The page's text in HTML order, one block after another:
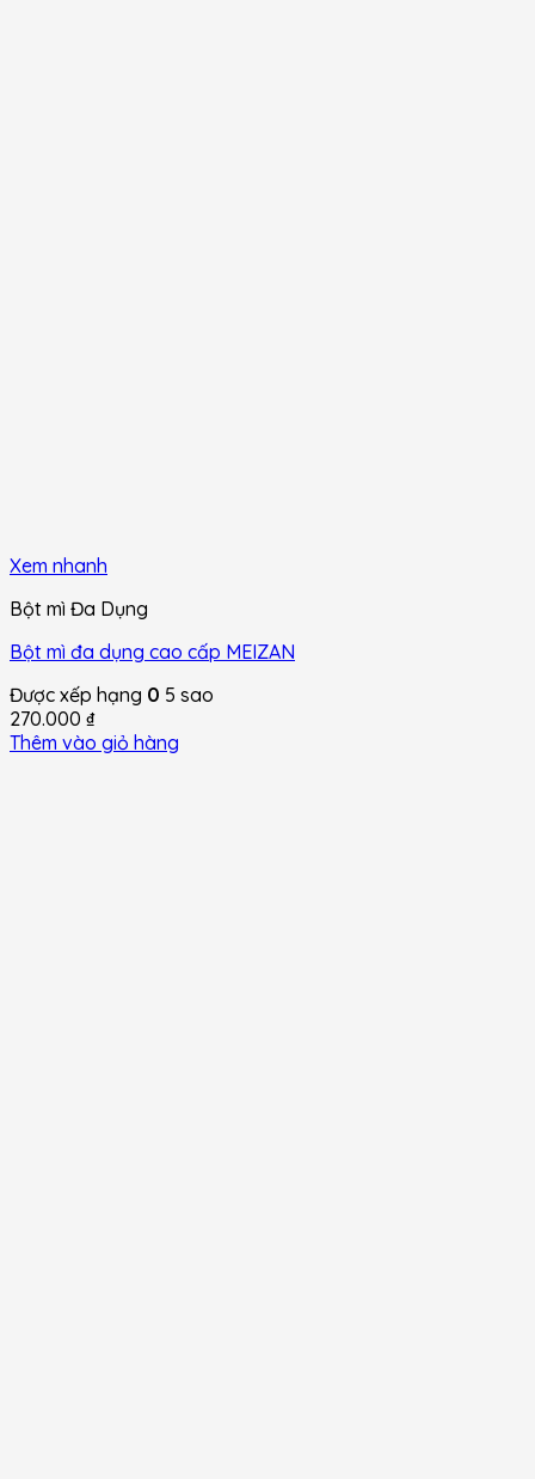
Xem nhanh
Bột mì Đa Dụng
Bột mì đa dụng cao cấp MEIZAN
Được xếp hạng 0 5 sao
270.000 ₫
Thêm vào giỏ hàng